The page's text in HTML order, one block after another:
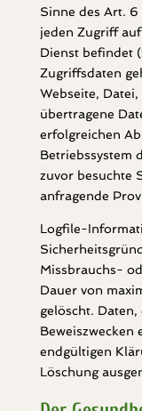
Sinne des Art. 6
jeden Zugriff
Dienst befindet
Zugriffsdaten
Webseite,
übertragene
erfolgreichen
Betriebssystem
zuvor besuchte
anfragende
Logfile-
Missbrauchs-
Dauer von
gelöscht.
endgültigen
Löschung